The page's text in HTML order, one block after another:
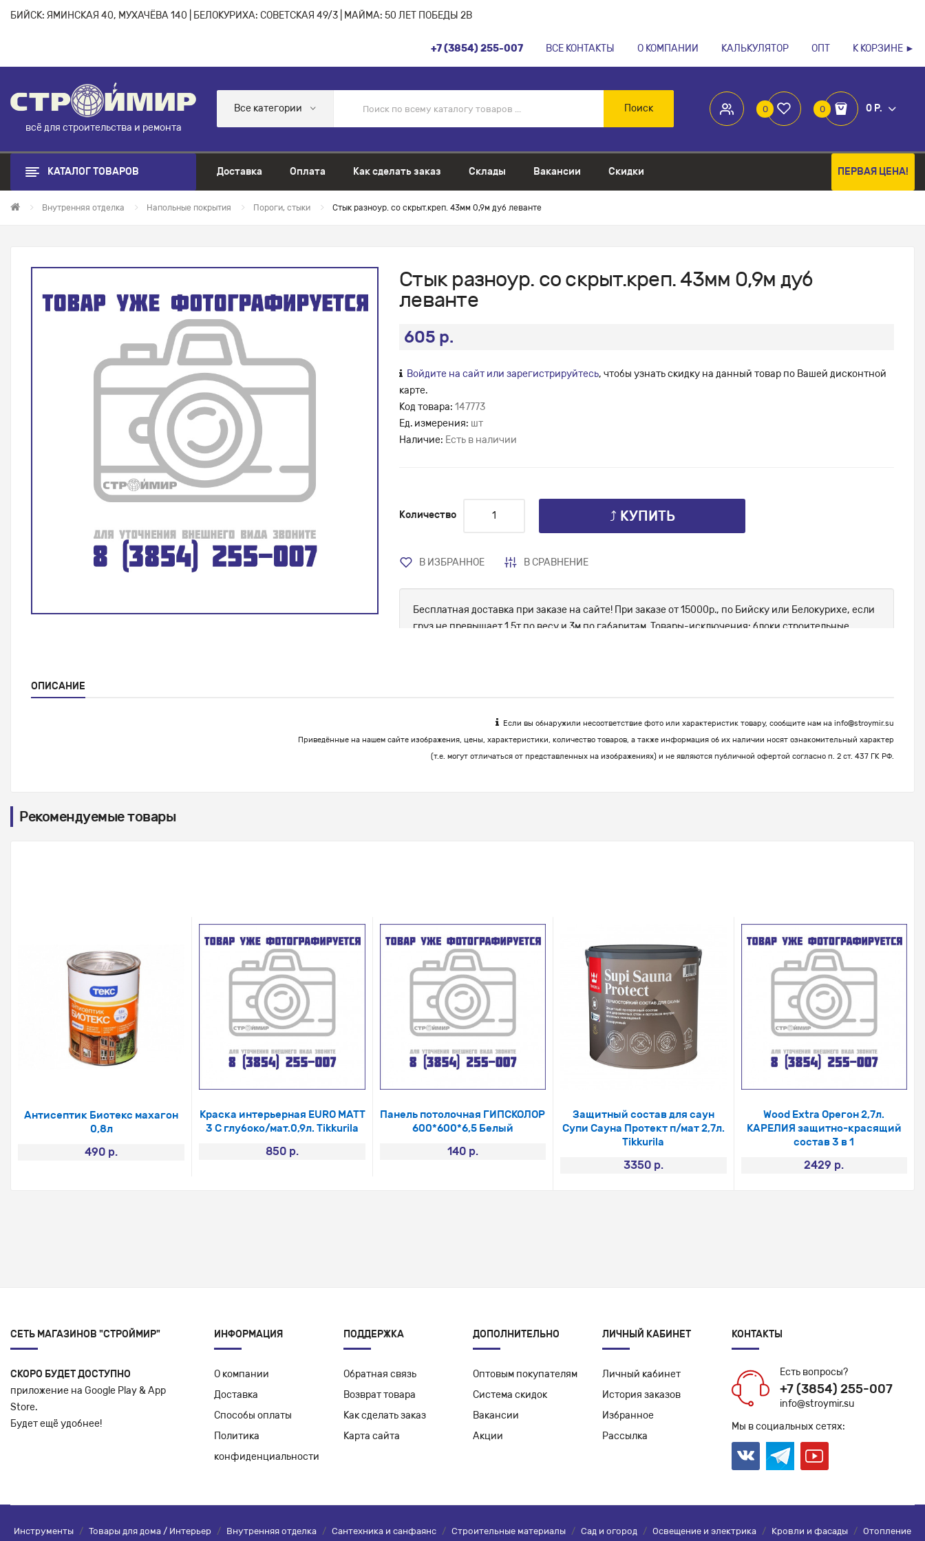
БИЙСК: ЯМИНСКАЯ 40, МУХАЧЁВА 140 | БЕЛОКУРИХА: СОВЕТСКАЯ 49/3 | МАЙМА: 50 ЛЕТ ПОБЕДЫ 2В
+7 (3854) 255-007 ВСЕ КОНТАКТЫ О КОМПАНИИ КАЛЬКУЛЯТОР ОПТ К КОРЗИНЕ ►
всё для строительства и ремонта
0 0 0 Р.
Все категории Поиск
КАТАЛОГ ТОВАРОВ Доставка Оплата Как сделать заказ Склады Вакансии Скидки ПЕРВАЯ ЦЕНА!
Внутренняя отделка Напольные покрытия Пороги, стыки Стык разноур. со скрыт.креп. 43мм 0,9м дуб леванте
Стык разноур. со скрыт.креп. 43мм 0,9м дуб
леванте
605 р.
Войдите на сайт или зарегистрируйтесь, чтобы узнать скидку на данный товар по Вашей дисконтной
карте.
Код товара: 147773
Ед. измерения: шт
Наличие: Есть в наличии
Количество ⤴ КУПИТЬ
В ИЗБРАННОЕ В СРАВНЕНИЕ
Бесплатная доставка при заказе на сайте! При заказе от 15000р., по Бийску или Белокурихе, если
груз не превышает 1.5т по весу и 3м по габаритам. Товары-исключения: блоки строительные,
ОПИСАНИЕ
Если вы обнаружили несоответствие фото или характеристик товару, сообщите нам на info@stroymir.su
Приведённые на нашем сайте изображения, цены, характеристики, количество товаров, а также информация об их наличии носят ознакомительный характер
(т.е. могут отличаться от представленных на изображениях) и не являются публичной офертой согласно п. 2 ст. 437 ГК РФ.
Рекомендуемые товары
Антисептик Биотекс махагон
0,8л
490 р.
Краска интерьерная EURO MATT
3 С глубоко/мат.0,9л. Tikkurila
850 р.
Панель потолочная ГИПСКОЛОР
600*600*6,5 Белый
140 р.
Защитный состав для саун
Супи Сауна Протект п/мат 2,7л.
Tikkurila
3350 р.
Wood Extra Орегон 2,7л.
КАРЕЛИЯ защитно-красящий
состав 3 в 1
2429 р.
СЕТЬ МАГАЗИНОВ "СТРОЙМИР"
СКОРО БУДЕТ ДОСТУПНО
приложение на Google Play & App
Store.
Будет ещё удобнее!
ИНФОРМАЦИЯ
О компании
Доставка
Способы оплаты
Политика
конфиденциальности
ПОДДЕРЖКА
Обратная связь
Возврат товара
Как сделать заказ
Карта сайта
ДОПОЛНИТЕЛЬНО
Оптовым покупателям
Система скидок
Вакансии
Акции
ЛИЧНЫЙ КАБИНЕТ
Личный кабинет
История заказов
Избранное
Рассылка
КОНТАКТЫ
Есть вопросы?
+7 (3854) 255-007
info@stroymir.su
Мы в социальных сетях:
Инструменты / Товары для дома / Интерьер / Внутренняя отделка / Сантехника и санфаянс / Строительные материалы / Сад и огород / Освещение и электрика / Кровли и фасады / Отопление